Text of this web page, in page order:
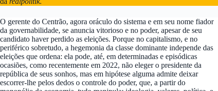
O gerente do Centrão, agora oráculo do sistema e em seu nome fiador
da governabilidade, se anuncia vitorioso e no poder, apesar de seu
candidato haver perdido as eleições. Porque no capitalismo, e no
periférico sobretudo, a hegemonia da classe dominante independe das
eleições que ordena: ela pode, até, em determinadas e episódicas
ocasiões, como recentemente em 2022, não eleger o presidente da
república de seus sonhos, mas em hipótese alguma admite deixar
escorrer-lhe pelos dedos o controle do poder, que, a partir do